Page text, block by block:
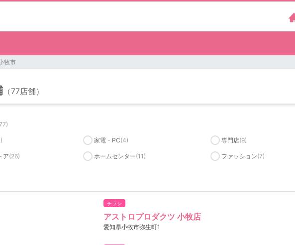
牧市
（77店舗）
家電・PC(4) 専門店(9)
ア(26) ホームセンター(11) ファッション(7)
チラシ
アストロプロダクツ 小牧店
愛知県小牧市弥生町1